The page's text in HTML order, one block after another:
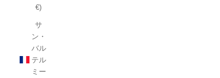
€)
サ
ン・
バル
テル
ミー